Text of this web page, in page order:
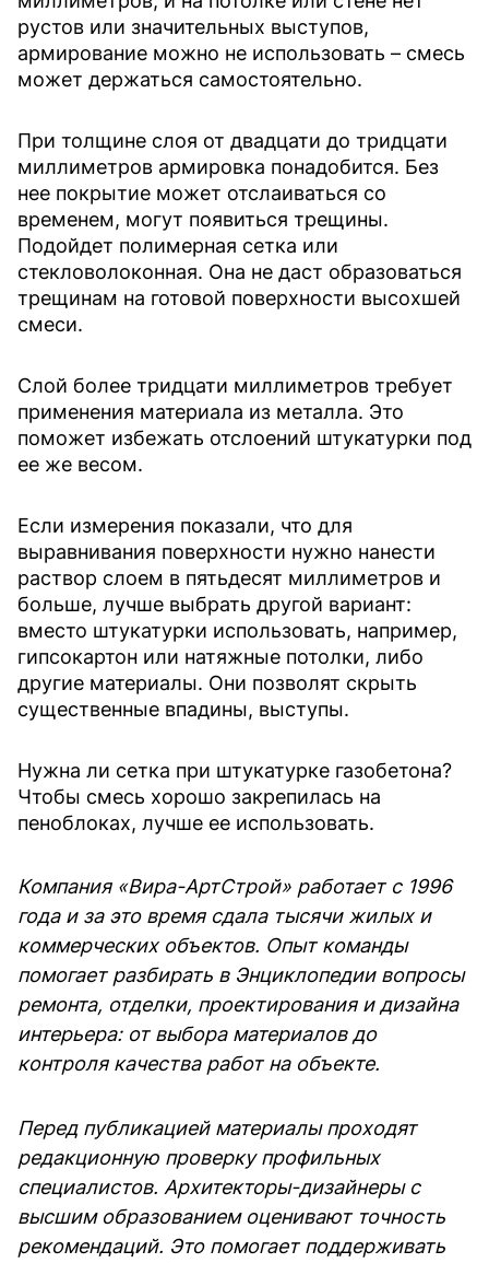
рустов или значительных выступов,
армирование можно не использовать – смесь
может держаться самостоятельно.
При толщине слоя от двадцати до тридцати
миллиметров армировка понадобится. Без
нее покрытие может отслаиваться со
временем, могут появиться трещины.
Подойдет полимерная сетка или
стекловолоконная. Она не даст образоваться
трещинам на готовой поверхности высохшей
смеси.
Слой более тридцати миллиметров требует
применения материала из металла. Это
поможет избежать отслоений штукатурки под
ее же весом.
Если измерения показали, что для
выравнивания поверхности нужно нанести
раствор слоем в пятьдесят миллиметров и
больше, лучше выбрать другой вариант:
вместо штукатурки использовать, например,
гипсокартон или натяжные потолки, либо
другие материалы. Они позволят скрыть
существенные впадины, выступы.
Нужна ли сетка при штукатурке газобетона?
Чтобы смесь хорошо закрепилась на
пеноблоках, лучше ее использовать.
Компания «Вира-АртСтрой» работает с 1996
года и за это время сдала тысячи жилых и
коммерческих объектов. Опыт команды
помогает разбирать в Энциклопедии вопросы
ремонта, отделки, проектирования и дизайна
интерьера: от выбора материалов до
контроля качества работ на объекте.
Перед публикацией материалы проходят
редакционную проверку профильных
специалистов. Архитекторы-дизайнеры с
высшим образованием оценивают точность
рекомендаций. Это помогает поддерживать